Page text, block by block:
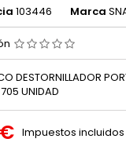
103446 Marca
DESTORNILLADOR
UNIDAD
Impuestos incluidos